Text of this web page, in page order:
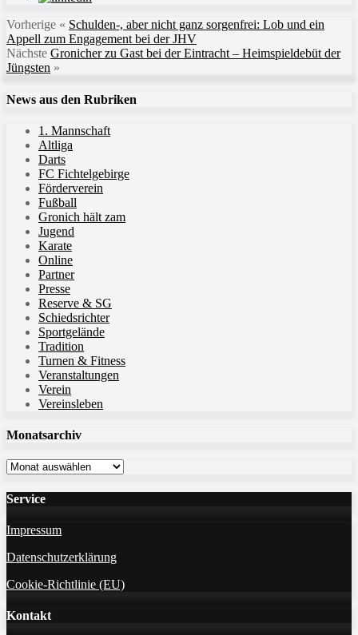
Vorherige « Schulden-, aber nicht ganz sorgenfrei: Lob und ein
Appell zum Engagement bei der JHV
Nächste Gronicher zu Gast bei der Eintracht – Heimspieldebüt der
Jüngsten »
News aus den Rubriken
1. Mannschaft
Altliga
Darts
FC Fichtelgebirge
Förderverein
Fußball
Gronich hält zam
Jugend
Karate
Online
Partner
Presse
Reserve & SG
Schiedsrichter
Sportgelände
Tradition
Turnen & Fitness
Veranstaltungen
Verein
Vereinsleben
Monatsarchiv
Monatsarchiv
Service
Impressum
Datenschutzerklärung
Cookie-Richtlinie (EU)
Kontakt